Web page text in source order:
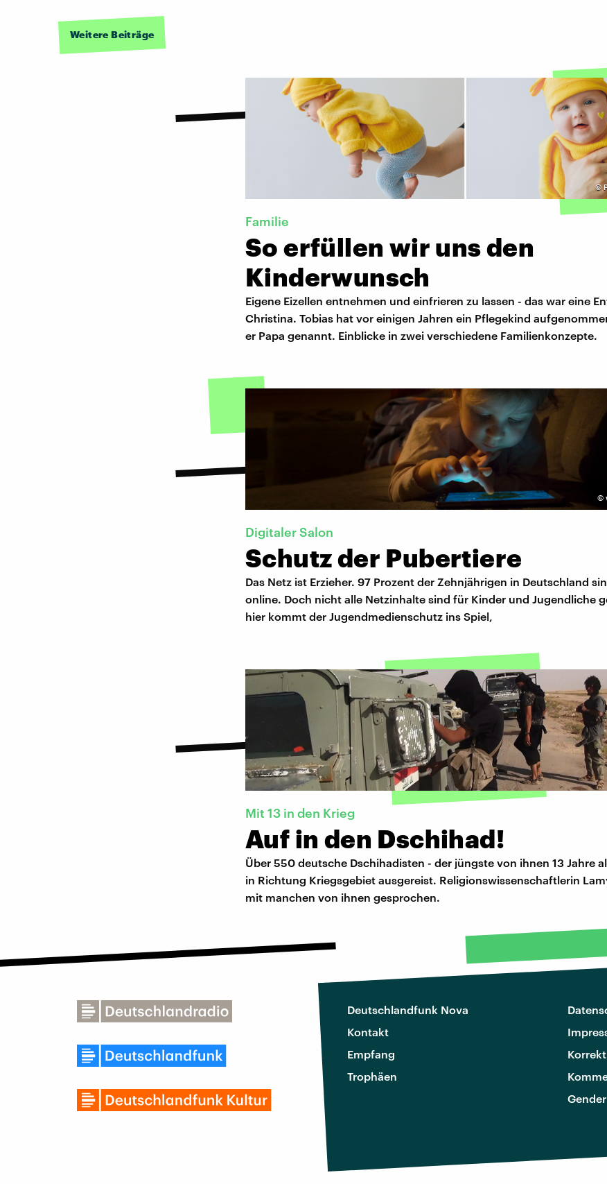
Weitere Beiträge
©
Familie
So erfüllen wir uns den
Kinderwunsch
Eigene Eizellen entnehmen und einfrieren zu lassen - das war eine
Christina. Tobias hat vor einigen Jahren ein Pflegekind
er Papa genannt. Einblicke in zwei verschiedene Familienkonzepte.
©
Digitaler Salon
Schutz der Pubertiere
Das Netz ist Erzieher. 97 Prozent der Zehnjährigen in Deutschland
online. Doch nicht alle Netzinhalte sind für Kinder und Jugendliche
hier kommt der Jugendmedienschutz ins Spiel,
Mit 13 in den Krieg
Auf in den Dschihad!
Über 550 deutsche Dschihadisten - der jüngste von ihnen 13 Jahre
in Richtung Kriegsgebiet ausgereist. Religionswissenschaftlerin
mit manchen von ihnen gesprochen.
Deutschlandfunk Nova
Kontakt
Empfang
Trophäen